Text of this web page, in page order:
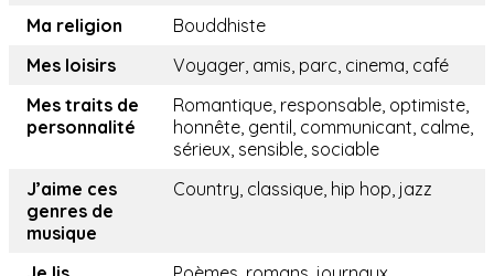
Ma religion
Bouddhiste
Mes loisirs
Voyager, amis, parc, cinema, café
Mes traits de
personnalité
Romantique, responsable, optimiste,
honnête, gentil, communicant, calme,
sérieux, sensible, sociable
J’aime ces
genres de
musique
Country, classique, hip hop, jazz